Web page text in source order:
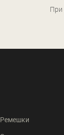
При
Ремешки